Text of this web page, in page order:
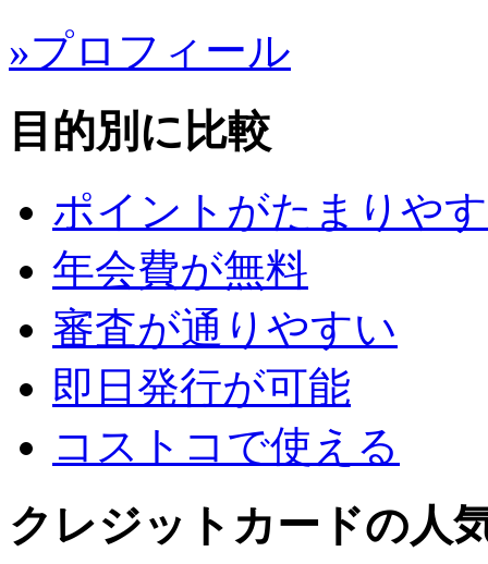
»プロフィール
目的別に比較
ポイントがたまりや
年会費が無料
審査が通りやすい
即日発行が可能
コストコで使える
クレジットカードの人